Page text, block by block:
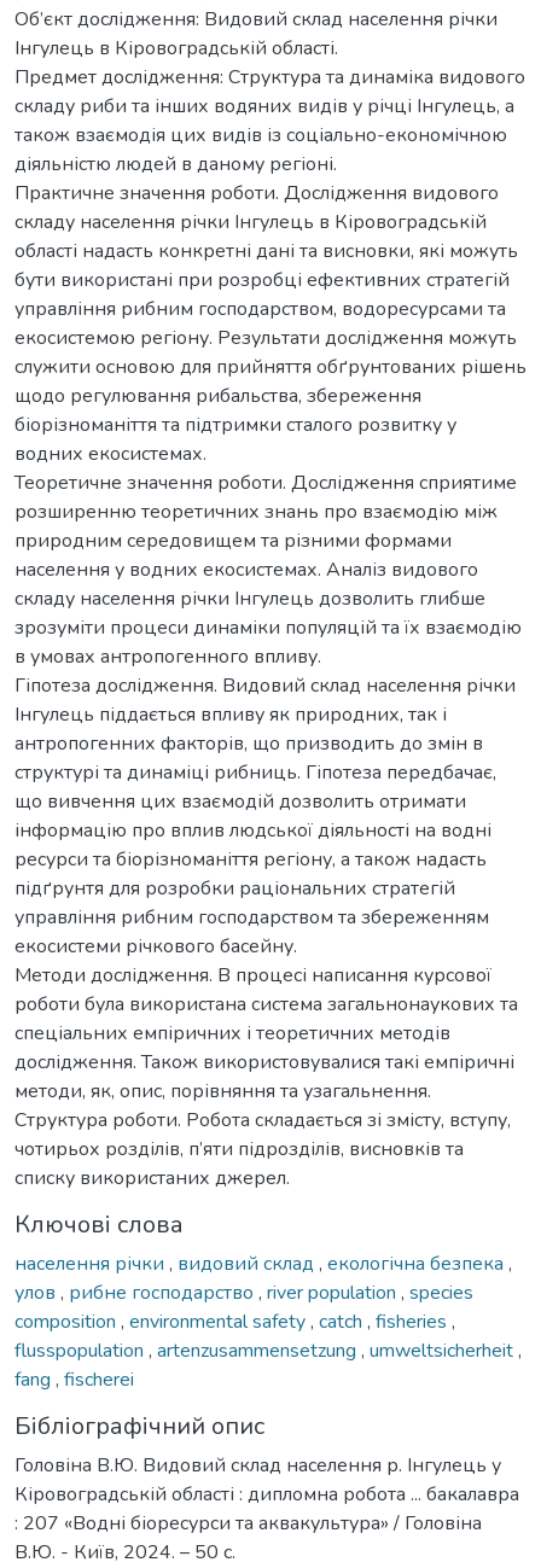
Об’єкт дослідження: Видовий склад населення річки
Інгулець в Кіровоградській області.
Предмет дослідження: Структура та динаміка видового
складу риби та інших водяних видів у річці Інгулець, а
також взаємодія цих видів із соціально-економічною
діяльністю людей в даному регіоні.
Практичне значення роботи. Дослідження видового
складу населення річки Інгулець в Кіровоградській
області надасть конкретні дані та висновки, які можуть
бути використані при розробці ефективних стратегій
управління рибним господарством, водоресурсами та
екосистемою регіону. Результати дослідження можуть
служити основою для прийняття обґрунтованих рішень
щодо регулювання рибальства, збереження
біорізноманіття та підтримки сталого розвитку у
водних екосистемах.
Теоретичне значення роботи. Дослідження сприятиме
розширенню теоретичних знань про взаємодію між
природним середовищем та різними формами
населення у водних екосистемах. Аналіз видового
складу населення річки Інгулець дозволить глибше
зрозуміти процеси динаміки популяцій та їх взаємодію
в умовах антропогенного впливу.
Гіпотеза дослідження. Видовий склад населення річки
Інгулець піддається впливу як природних, так і
антропогенних факторів, що призводить до змін в
структурі та динаміці рибниць. Гіпотеза передбачає,
що вивчення цих взаємодій дозволить отримати
інформацію про вплив людської діяльності на водні
ресурси та біорізноманіття регіону, а також надасть
підґрунтя для розробки раціональних стратегій
управління рибним господарством та збереженням
екосистеми річкового басейну.
Методи дослідження. В процесі написання курсової
роботи була використана система загальнонаукових та
спеціальних емпіричних і теоретичних методів
дослідження. Також використовувалися такі емпіричні
методи, як, опис, порівняння та узагальнення.
Структура роботи. Робота складається зі змісту, вступу,
чотирьох розділів, п’яти підрозділів, висновків та
списку використаних джерел.
Ключові слова
населення річки , видовий склад , екологічна безпека ,
улов , рибне господарство , river population , species
composition , environmental safety, catch , fisheries ,
flusspopulation , artenzusammensetzung , umweltsicherheit,
fang , fischerei
Бібліографічний опис
Головіна В.Ю. Видовий склад населення р. Інгулець у
Кіровоградській області : дипломна робота ... бакалавра
: 207 «Водні біоресурси та аквакультура» / Головіна
В.Ю. - Київ, 2024. – 50 с.